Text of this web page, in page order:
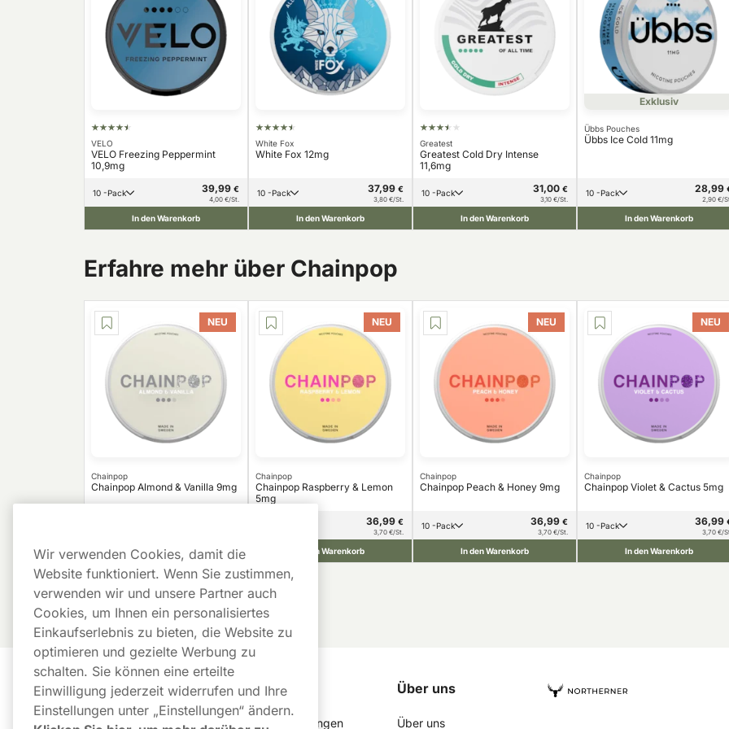
VELO
VELO Freezing Peppermint
10,9mg
10 -Pack 39,99 €
4,00 €/St.
In den Warenkorb
White Fox
White Fox 12mg
10 -Pack 37,99 €
3,80 €/St.
In den Warenkorb
Greatest
Greatest Cold Dry Intense
11,6mg
10 -Pack 31,00 €
3,10 €/St.
In den Warenkorb
Exklusiv
Übbs Pouches
Übbs Ice Cold 11mg
10 -Pack 28,99
2,90 €/St.
In den Warenkorb
Erfahre mehr über Chainpop
NEU
Chainpop
Chainpop Almond & Vanilla 9mg
In den Warenkorb
NEU
Chainpop
Chainpop Raspberry & Lemon
5mg
36,99 €
3,70 €/St.
In den Warenkorb
NEU
Chainpop
Chainpop Peach & Honey 9mg
10 -Pack 36,99 €
3,70 €/St.
In den Warenkorb
NEU
Chainpop
Chainpop Violet & Cactus 5mg
10 -Pack 36,99
3,70 €/St.
In den Warenkorb
Kundendienst
Kundendienst
Links
Cookie Einstellungen
Über uns
Über uns
Wir verwenden Cookies, damit die
Website funktioniert. Wenn Sie zustimmen,
verwenden wir und unsere Partner auch
Cookies, um Ihnen ein personalisiertes
Einkaufserlebnis zu bieten, die Website zu
optimieren und gezielte Werbung zu
schalten. Sie können eine erteilte
Einwilligung jederzeit widerrufen und Ihre
Einstellungen unter „Einstellungen“ ändern.